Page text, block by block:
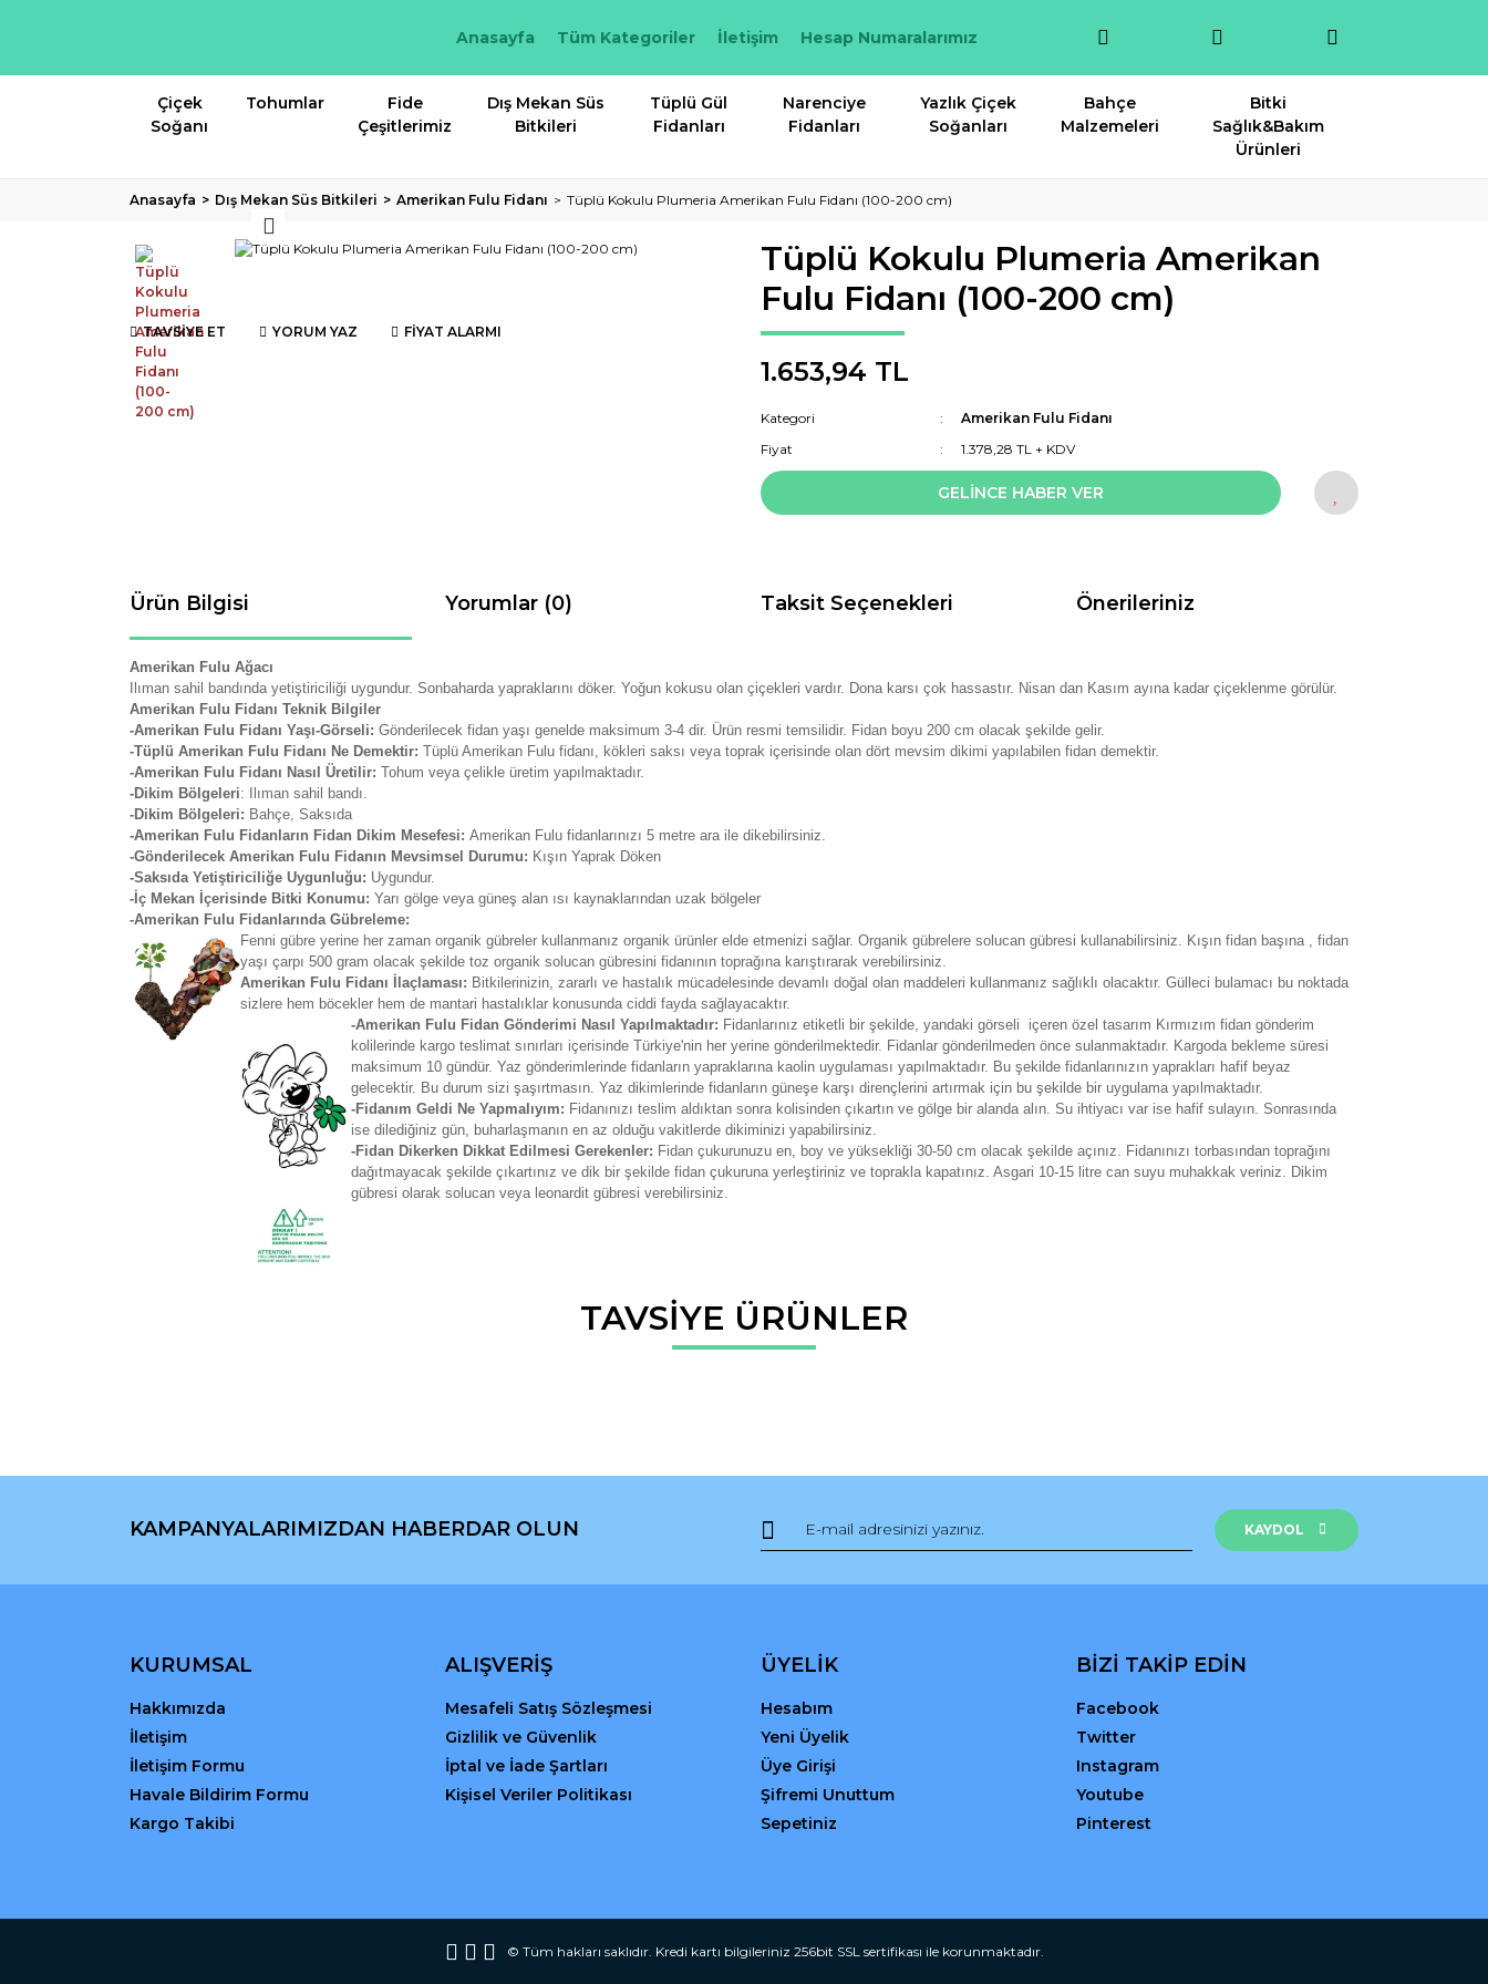
Anasayfa Tüm Kategoriler İletişim Hesap Numaralarımız
Çiçek
Soğanı
Tohumlar
Fide
Çeşitlerimiz
Dış Mekan Süs
Bitkileri
Tüplü Gül
Fidanları
Narenciye
Fidanları
Yazlık Çiçek
Soğanları
Bahçe
Malzemeleri
Bitki
Sağlık&Bakım
Ürünleri
Anasayfa Dış Mekan Süs Bitkileri Amerikan Fulu Fidanı Tüplü Kokulu Plumeria Amerikan Fulu Fidanı (100-200 cm)
TAVSİYE ET YORUM YAZ FİYAT ALARMI
Tüplü Kokulu Plumeria Amerikan
Fulu Fidanı (100-200 cm)
1.653,94 TL
Kategori
Amerikan Fulu Fidanı
Fiyat
1.378,28 TL + KDV
GELİNCE HABER VER
Ürün Bilgisi Yorumlar (0) Taksit Seçenekleri Önerileriniz
Amerikan Fulu Ağacı
Ilıman sahil bandında yetiştiriciliği uygundur. Sonbaharda yapraklarını döker. Yoğun kokusu olan çiçekleri vardır. Dona karsı çok hassastır. Nisan dan Kasım ayına kadar çiçeklenme görülür.
Amerikan Fulu Fidanı Teknik Bilgiler
-Amerikan Fulu Fidanı Yaşı-Görseli: Gönderilecek fidan yaşı genelde maksimum 3-4 dir. Ürün resmi temsilidir. Fidan boyu 200 cm olacak şekilde gelir.
-Tüplü Amerikan Fulu Fidanı Ne Demektir: Tüplü Amerikan Fulu fidanı, kökleri saksı veya toprak içerisinde olan dört mevsim dikimi yapılabilen fidan demektir.
-Amerikan Fulu Fidanı Nasıl Üretilir: Tohum veya çelikle üretim yapılmaktadır.
-Dikim Bölgeleri: Ilıman sahil bandı.
-Dikim Bölgeleri: Bahçe, Saksıda
-Amerikan Fulu Fidanların Fidan Dikim Mesefesi: Amerikan Fulu fidanlarınızı 5 metre ara ile dikebilirsiniz.
-Gönderilecek Amerikan Fulu Fidanın Mevsimsel Durumu: Kışın Yaprak Döken
-Saksıda Yetiştiriciliğe Uygunluğu: Uygundur.
-İç Mekan İçerisinde Bitki Konumu: Yarı gölge veya güneş alan ısı kaynaklarından uzak bölgeler
-Amerikan Fulu Fidanlarında Gübreleme:
Fenni gübre yerine her zaman organik gübreler kullanmanız organik ürünler elde etmenizi sağlar. Organik gübrelere solucan gübresi kullanabilirsiniz. Kışın fidan başına , fidan
yaşı çarpı 500 gram olacak şekilde toz organik solucan gübresini fidanının toprağına karıştırarak verebilirsiniz.
Amerikan Fulu Fidanı İlaçlaması: Bitkilerinizin, zararlı ve hastalık mücadelesinde devamlı doğal olan maddeleri kullanmanız sağlıklı olacaktır. Gülleci bulamacı bu noktada
sizlere hem böcekler hem de mantari hastalıklar konusunda ciddi fayda sağlayacaktır.
-Amerikan Fulu Fidan Gönderimi Nasıl Yapılmaktadır: Fidanlarınız etiketli bir şekilde, yandaki görseli içeren özel tasarım Kırmızım fidan gönderim
kolilerinde kargo teslimat sınırları içerisinde Türkiye'nin her yerine gönderilmektedir. Fidanlar gönderilmeden önce sulanmaktadır. Kargoda bekleme süresi
maksimum 10 gündür. Yaz gönderimlerinde fidanların yapraklarına kaolin uygulaması yapılmaktadır. Bu şekilde fidanlarınızın yaprakları hafif beyaz
gelecektir. Bu durum sizi şaşırtmasın. Yaz dikimlerinde fidanların güneşe karşı dirençlerini artırmak için bu şekilde bir uygulama yapılmaktadır.
-Fidanım Geldi Ne Yapmalıyım: Fidanınızı teslim aldıktan sonra kolisinden çıkartın ve gölge bir alanda alın. Su ihtiyacı var ise hafif sulayın. Sonrasında
ise dilediğiniz gün, buharlaşmanın en az olduğu vakitlerde dikiminizi yapabilirsiniz.
-Fidan Dikerken Dikkat Edilmesi Gerekenler: Fidan çukurunuzu en, boy ve yüksekliği 30-50 cm olacak şekilde açınız. Fidanınızı torbasından toprağını
dağıtmayacak şekilde çıkartınız ve dik bir şekilde fidan çukuruna yerleştiriniz ve toprakla kapatınız. Asgari 10-15 litre can suyu muhakkak veriniz. Dikim
gübresi olarak solucan veya leonardit gübresi verebilirsiniz.
Bu ürüne ilk yorumu siz yapın!
Bu ürünün fiyat bilgisi, resim, ürün açıklamalarında ve diğer konularda yetersiz gördüğünüz noktaları öneri formunu kullanarak tarafımıza iletebilirsiniz.
TAVSİYE ÜRÜNLER
KAMPANYALARIMIZDAN HABERDAR OLUN KAYDOL
KURUMSAL
Hakkımızda
İletişim
İletişim Formu
Havale Bildirim Formu
Kargo Takibi
ALIŞVERİŞ
Mesafeli Satış Sözleşmesi
Gizlilik ve Güvenlik
İptal ve İade Şartları
Kişisel Veriler Politikası
ÜYELİK
Hesabım
Yeni Üyelik
Üye Girişi
Şifremi Unuttum
Sepetiniz
BİZİ TAKİP EDİN
Facebook
Twitter
Instagram
Youtube
Pinterest
© Tüm hakları saklıdır. Kredi kartı bilgileriniz 256bit SSL sertifikası ile korunmaktadır.